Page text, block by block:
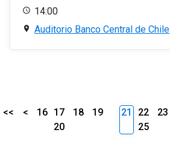
14:00
Auditorio Banco Central de Chile
<< < 16 17 18
19
20
21 22 23
25